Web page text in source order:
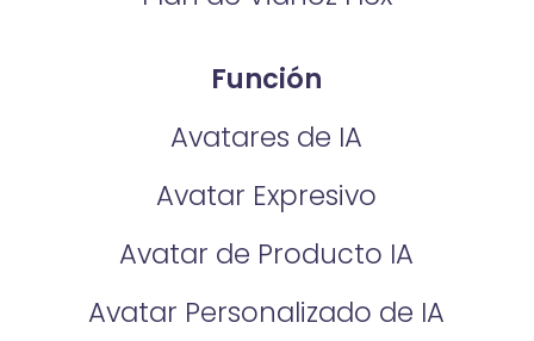
Función
Avatares de IA
Avatar Expresivo
Avatar de Producto IA
Avatar Personalizado de IA